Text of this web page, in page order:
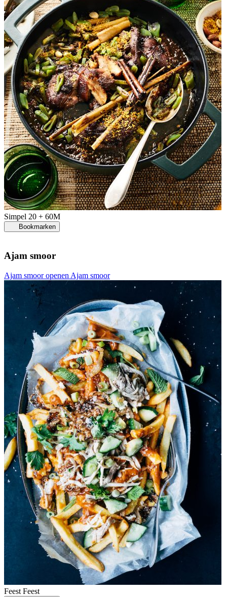
Simpel 20 + 60M
Bookmarken
Ajam smoor
Ajam smoor openen Ajam smoor
Feest Feest